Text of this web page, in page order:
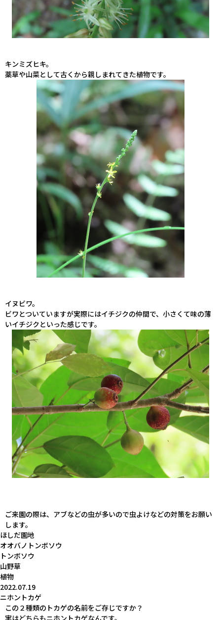
キンミズヒキ。
薬草や山菜として古くから親しまれてきた植物です。
イヌビワ。
ビワとついていますが実際にはイチジクの仲間で、小さくて味の薄
いイチジクといった感じです。
ご来園の際は、アブなどの虫が多いので虫よけなどの対策をお願い
します。
ほしだ園地
オオバノトンボソウ
トンボソウ
山野草
植物
2022.07.19
ニホントカゲ
この２種類のトカゲの名前をご存じですか？
実はどちらもニホントカゲなんです。